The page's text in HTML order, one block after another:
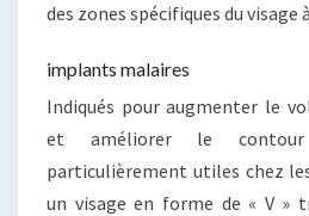
des zones spécifiques du visage
implants malaires
Indiqués pour augmenter le
et améliorer le
particulièrement utiles chez
un visage en forme de « V »